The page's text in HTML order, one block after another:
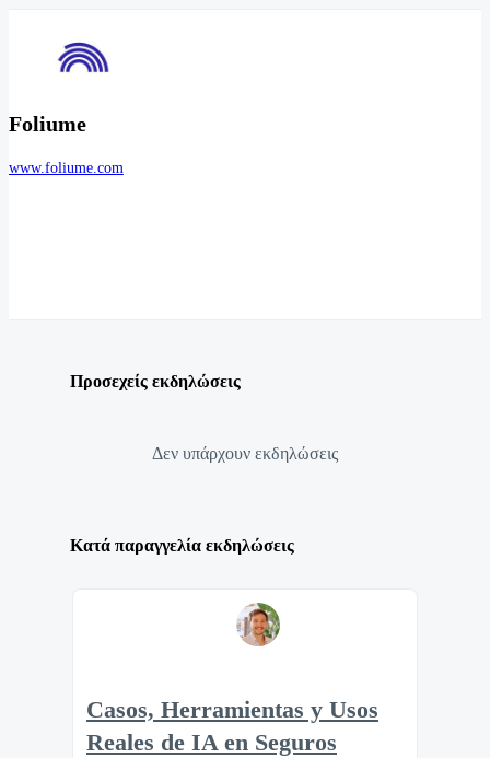
Foliume
www.foliume.com
Προσεχείς εκδηλώσεις
Δεν υπάρχουν εκδηλώσεις
Κατά παραγγελία εκδηλώσεις
Casos, Herramientas y Usos
Reales de IA en Seguros